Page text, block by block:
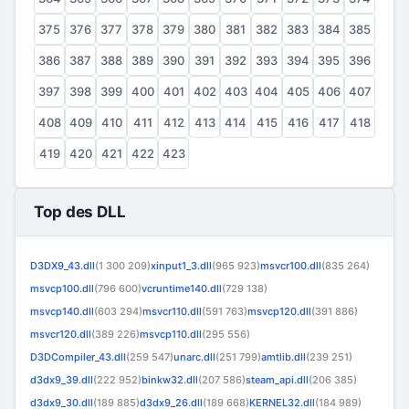
375 376 377 378 379 380 381 382 383 384 385
386 387 388 389 390 391 392 393 394 395 396
397 398 399 400 401 402 403 404 405 406 407
408 409 410 411 412 413 414 415 416 417 418
419 420 421 422 423
Top des DLL
D3DX9_43.dll(1 300 209)xinput1_3.dll(965 923)msvcr100.dll(835 264)
msvcp100.dll(796 600)vcruntime140.dll(729 138)
msvcp140.dll(603 294)msvcr110.dll(591 763)msvcp120.dll(391 886)
msvcr120.dll(389 226)msvcp110.dll(295 556)
D3DCompiler_43.dll(259 547)unarc.dll(251 799)amtlib.dll(239 251)
d3dx9_39.dll(222 952)binkw32.dll(207 586)steam_api.dll(206 385)
d3dx9_30.dll(189 885)d3dx9_26.dll(189 668)KERNEL32.dll(184 989)